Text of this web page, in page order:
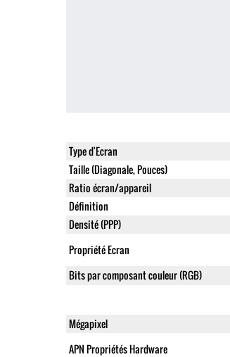
Type d'Ecran
Taille (Diagonale, Pouces)
Ratio écran/appareil
Définition
Densité (PPP)
Propriété Ecran
Bits par composant couleur (RGB)
Mégapixel
APN Propriétés Hardware